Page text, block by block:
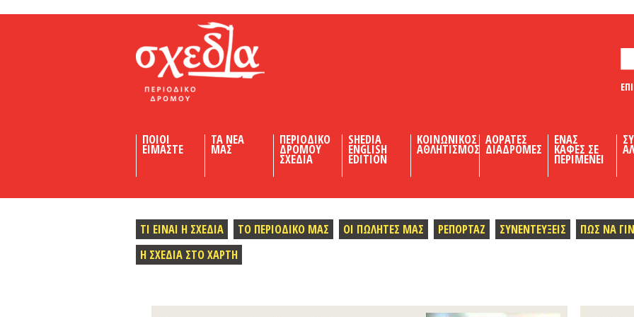
ΠΟΙΟΙ
ΕΙΜΑΣΤΕ
ΤΑ ΝΕΑ
ΜΑΣ
ΠΕΡΙΟΔΙΚΟ
ΔΡΟΜΟΥ
ΣΧΕΔΙΑ
SHEDIA
ENGLISH
EDITION
ΚΟΙΝΩΝΙΚΟΣ
ΑΘΛΗΤΙΣΜΟΣ
ΑΟΡΑΤΕΣ
ΔΙΑΔΡΟΜΕΣ
ΕΝΑΣ
ΚΑΦΕΣ ΣΕ
ΠΕΡΙΜΕΝΕΙ
ΤΙ ΕΙΝΑΙ Η ΣΧΕΔΙΑ ΤΟ ΠΕΡΙΟΔΙΚΟ ΜΑΣ ΟΙ ΠΩΛΗΤΕΣ ΜΑΣ ΡΕΠΟΡΤΑΖ ΣΥΝΕΝΤΕΥΞΕΙΣ
ΠΩΣ ΝΑ
Η ΣΧΕΔΙΑ ΣΤΟ ΧΑΡΤΗ